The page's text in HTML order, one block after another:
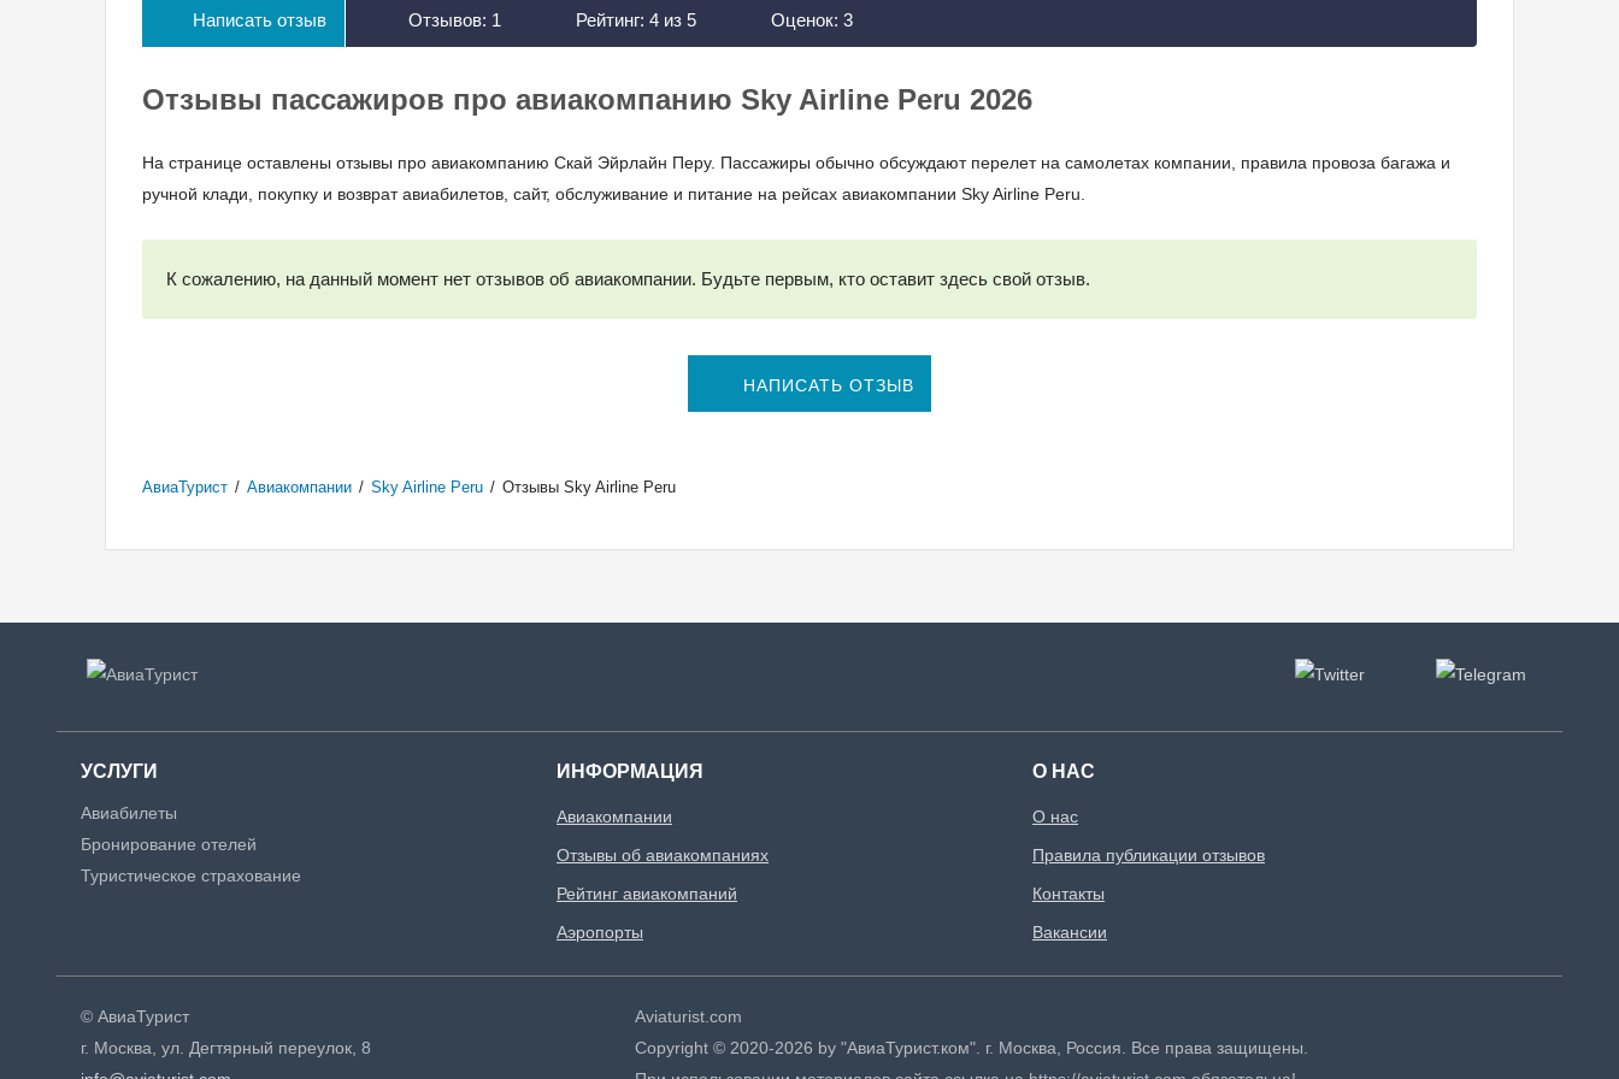
Написать отзыв Отзывов: 1 Рейтинг: 4 из 5 Оценок: 3
Отзывы пассажиров про авиакомпанию Sky Airline Peru 2026
На странице оставлены отзывы про авиакомпанию Скай Эйрлайн Перу. Пассажиры обычно обсуждают перелет на самолетах компании, правила провоза багажа и
ручной клади, покупку и возврат авиабилетов, сайт, обслуживание и питание на рейсах авиакомпании Sky Airline Peru.
К сожалению, на данный момент нет отзывов об авиакомпании. Будьте первым, кто оставит здесь свой отзыв.
НАПИСАТЬ ОТЗЫВ
АвиаТурист / Авиакомпании / Sky Airline Peru / Отзывы Sky Airline Peru
УСЛУГИ
Авиабилеты
Бронирование отелей
Туристическое страхование
ИНФОРМАЦИЯ
Авиакомпании
Отзывы об авиакомпаниях
Рейтинг авиакомпаний
Аэропорты
О НАС
О нас
Правила публикации отзывов
Контакты
Вакансии
© АвиаТурист
г. Москва, ул. Дегтярный переулок, 8
Aviaturist.com
Copyright © 2020-2026 by "АвиаТурист.ком". г. Москва, Россия. Все права защищены.